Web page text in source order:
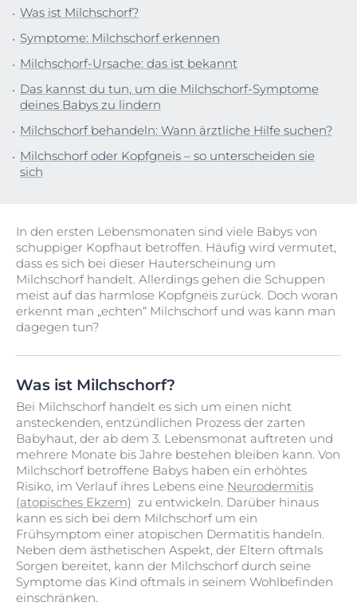
Was ist Milchschorf?
Symptome: Milchschorf erkennen
Milchschorf-Ursache: das ist bekannt
Das kannst du tun, um die Milchschorf-Symptome
deines Babys zu lindern
Milchschorf behandeln: Wann ärztliche Hilfe suchen?
Milchschorf oder Kopfgneis – so unterscheiden sie
sich
In den ersten Lebensmonaten sind viele Babys von
schuppiger Kopfhaut betroffen. Häufig wird vermutet,
dass es sich bei dieser Hauterscheinung um
Milchschorf handelt. Allerdings gehen die Schuppen
meist auf das harmlose Kopfgneis zurück. Doch woran
erkennt man „echten“ Milchschorf und was kann man
dagegen tun?
Was ist Milchschorf?
Bei Milchschorf handelt es sich um einen nicht
ansteckenden, entzündlichen Prozess der zarten
Babyhaut, der ab dem 3. Lebensmonat auftreten und
mehrere Monate bis Jahre bestehen bleiben kann. Von
Milchschorf betroffene Babys haben ein erhöhtes
Risiko, im Verlauf ihres Lebens eine Neurodermitis
(atopisches Ekzem) zu entwickeln. Darüber hinaus
kann es sich bei dem Milchschorf um ein
Frühsymptom einer atopischen Dermatitis handeln.
Neben dem ästhetischen Aspekt, der Eltern oftmals
Sorgen bereitet, kann der Milchschorf durch seine
Symptome das Kind oftmals in seinem Wohlbefinden
einschränken.